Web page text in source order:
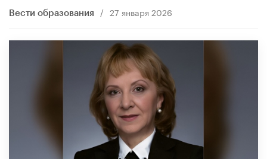
Вести образования / 27 января 2026